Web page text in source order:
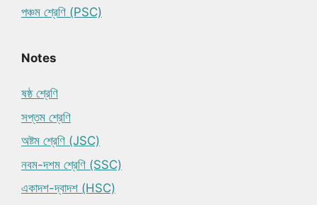
পঞ্চম শ্রেণি (PSC)
Notes
ষষ্ঠ শ্রেণি
সপ্তম শ্রেণি
অষ্টম শ্রেণি (JSC)
নবম-দশম শ্রেণি (SSC)
একাদশ-দ্বাদশ (HSC)